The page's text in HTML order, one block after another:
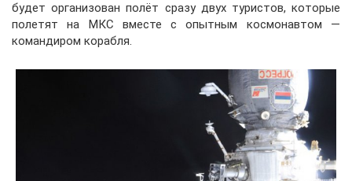
будет организован полёт сразу двух туристов, которые
полетят на МКС вместе с опытным космонавтом —
командиром корабля.